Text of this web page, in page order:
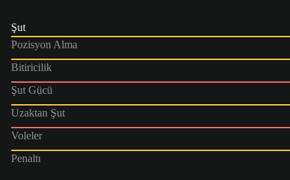
Şut
Pozisyon Alma
Bitiricilik
Şut Gücü
Uzaktan Şut
Voleler
Penaltı